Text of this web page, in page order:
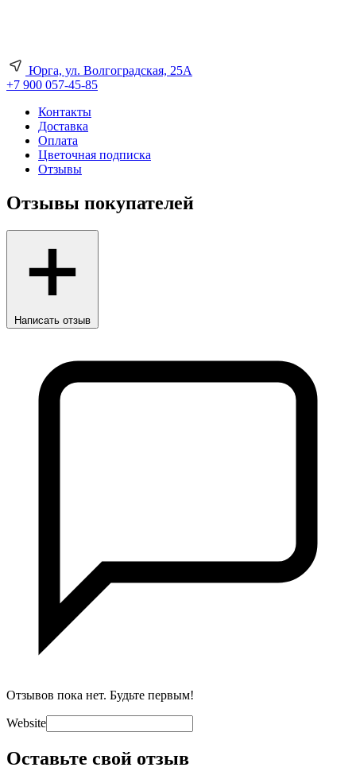
Юрга, ул. Волгоградская, 25А
+7 900 057-45-85
Контакты
Доставка
Оплата
Цветочная подписка
Отзывы
Отзывы покупателей
Написать отзыв
Отзывов пока нет. Будьте первым!
Website
Оставьте свой отзыв